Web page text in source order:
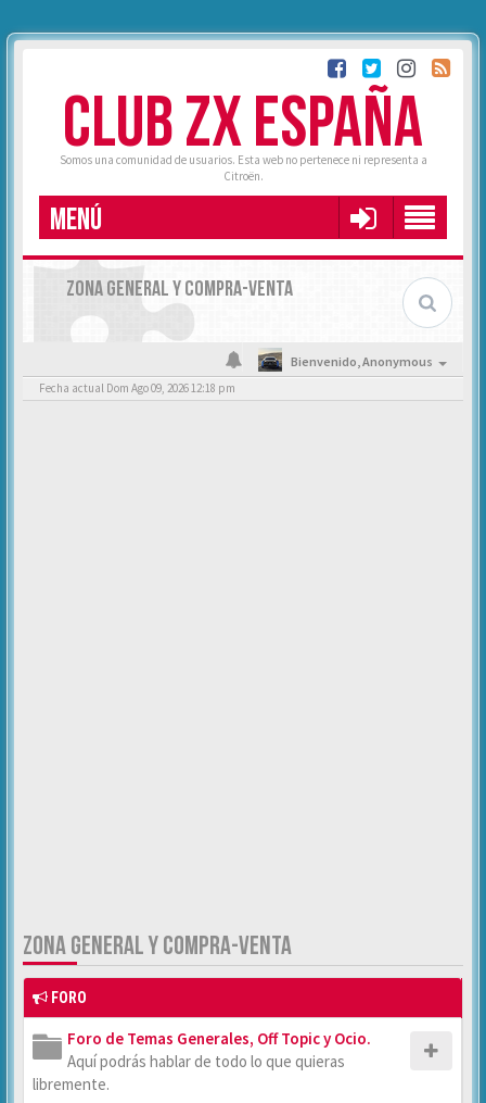
CLUB ZX ESPAÑA
Somos una comunidad de usuarios. Esta web no pertenece ni representa a
Citroën.
MENÚ
ZONA GENERAL Y COMPRA-VENTA
Bienvenido,Anonymous
Fecha actual Dom Ago 09, 2026 12:18 pm
ZONA GENERAL Y COMPRA-VENTA
FORO
Foro de Temas Generales, Off Topic y Ocio.
Aquí podrás hablar de todo lo que quieras
libremente.